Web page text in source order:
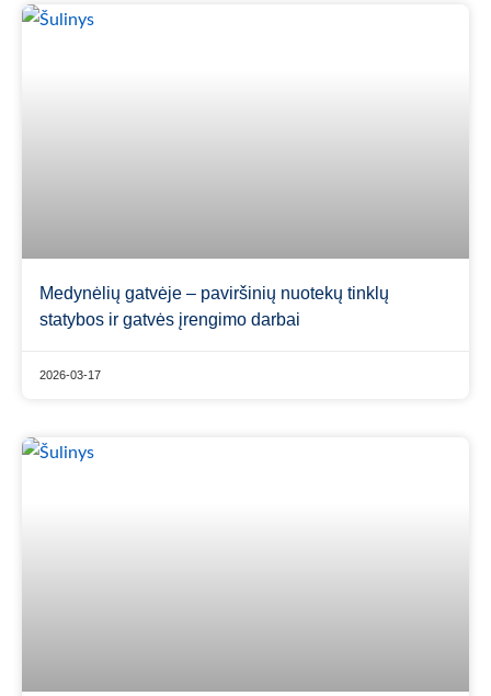
Medynėlių gatvėje – paviršinių nuotekų tinklų
statybos ir gatvės įrengimo darbai
2026-03-17